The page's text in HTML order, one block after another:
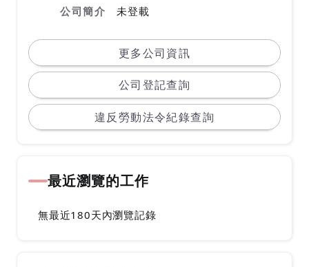
公司簡介 未登載
更多公司資訊
公司登記查詢
違反勞動法令紀錄查詢
最近瀏覽的工作
無最近180天內瀏覽記錄